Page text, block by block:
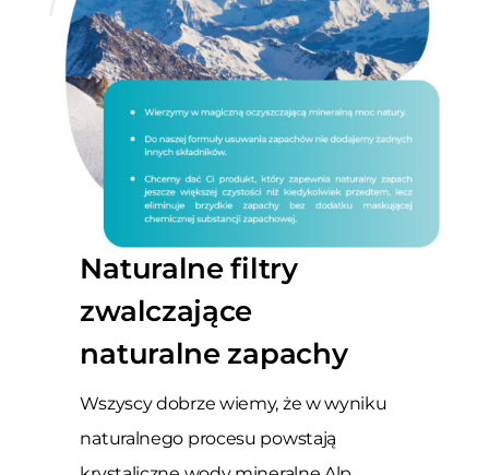
Naturalne filtry
zwalczające
naturalne zapachy
Wszyscy dobrze wiemy, że w wyniku
naturalnego procesu powstają